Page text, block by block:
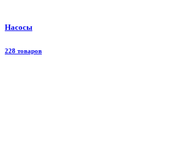
Насосы
228 товаров